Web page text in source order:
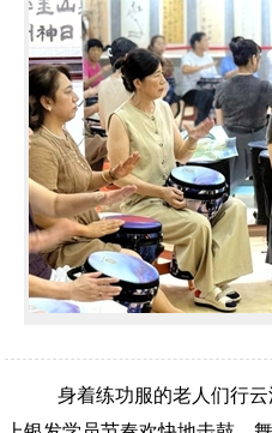
身着练功服的老人们行